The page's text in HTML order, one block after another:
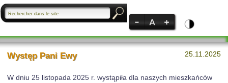
25.11.2025
Występ Pani Ewy
W dniu 25 listopada 2025 r. wystąpiła dla naszych mieszkańców